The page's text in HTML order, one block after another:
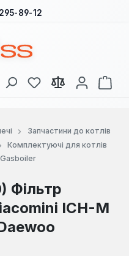
89-12
У вас є 0 у списку
Запчастини до котлів
Комплектуючі для котлів
Фільтр
ICH-M